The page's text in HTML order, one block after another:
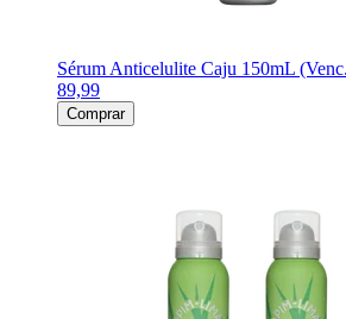
Sérum Anticelulite Caju 150mL
89,99
Comprar